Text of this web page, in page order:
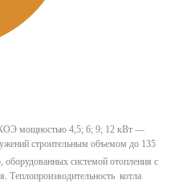
КОЭ мощностью 4,5; 6; 9; 12 кВт ―
строительным объемом до 135
оборудованных системой отопления с
Теплопроизводительность котла